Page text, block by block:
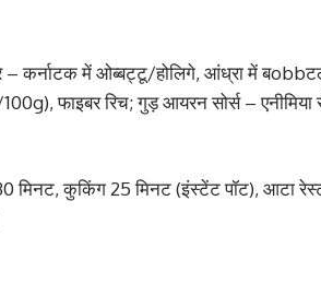
– कर्नाटक में ओब्बट्टू/होलिगे, आंध्रा में
फाइबर रिच; गुड़ आयरन सोर्स –
30 मिनट, कुकिंग 25 मिनट (इंस्टेंट पॉट), आटा